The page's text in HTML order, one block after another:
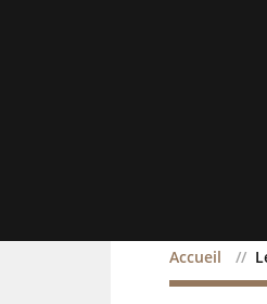
Accueil
Les